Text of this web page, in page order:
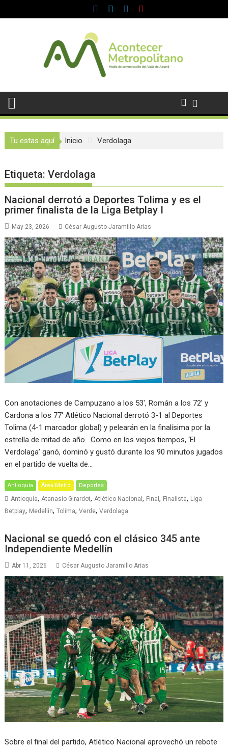
al
Tu estas aquí Inicio Verdolaga
Etiqueta:Verdolaga
Nacional derrotó a Deportes Tolima y es el
primer finalista de la Liga Betplay I
May 23, 2026 César Augusto Jaramillo Arias
Con anotaciones de Campuzano a los 53′, Román a los 72′ y
Cardona a los 77′ Atlético Nacional derrotó 3-1 al Deportes
Tolima (4-1 marcador global) y pelearán en la finalísima por la
estrella de mitad de año. Como en los viejos tiempos, ‘El
Verdolaga’ ganó, dominó y gustó durante los 90 minutos jugados
en el partido de vuelta de…
Antioquia Área Metro Deportes
Antioquia,Atanasio Girardot,Atlético Nacional, Final, Finalista, Liga
Betplay, Medellín,Tolima,Verde,Verdolaga
Nacional se quedó con el clásico 345 ante
Independiente Medellín
Abr 11, 2026 César Augusto Jaramillo Arias
Sobre el final del partido, Atlético Nacional aprovechó un rebote